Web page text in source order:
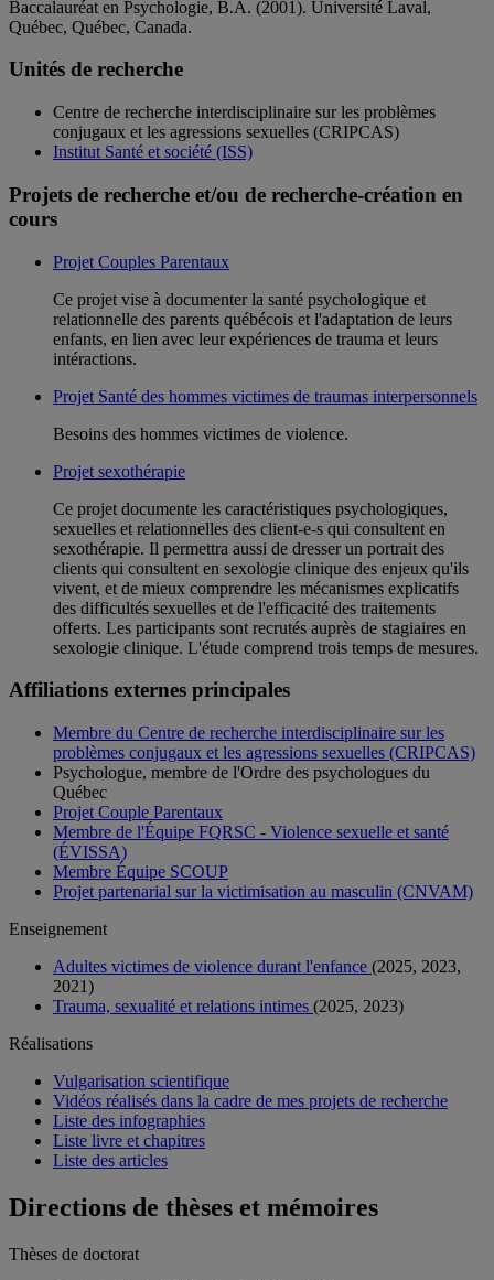
Baccalauréat en Psychologie, B.A. (2001). Université Laval,
Québec, Québec, Canada.
Unités de recherche
Centre de recherche interdisciplinaire sur les problèmes
conjugaux et les agressions sexuelles (CRIPCAS)
Institut Santé et société (ISS)
Projets de recherche et/ou de recherche-création en
cours
Projet Couples Parentaux
Ce projet vise à documenter la santé psychologique et
relationnelle des parents québécois et l'adaptation de leurs
enfants, en lien avec leur expériences de trauma et leurs
intéractions.
Projet Santé des hommes victimes de traumas interpersonnels
Besoins des hommes victimes de violence.
Projet sexothérapie
Ce projet documente les caractéristiques psychologiques,
sexuelles et relationnelles des client-e-s qui consultent en
sexothérapie. Il permettra aussi de dresser un portrait des
clients qui consultent en sexologie clinique des enjeux qu'ils
vivent, et de mieux comprendre les mécanismes explicatifs
des difficultés sexuelles et de l'efficacité des traitements
offerts. Les participants sont recrutés auprès de stagiaires en
sexologie clinique. L'étude comprend trois temps de mesures.
Affiliations externes principales
Membre du Centre de recherche interdisciplinaire sur les
problèmes conjugaux et les agressions sexuelles (CRIPCAS)
Psychologue, membre de l'Ordre des psychologues du
Québec
Projet Couple Parentaux
Membre de l'Équipe FQRSC - Violence sexuelle et santé
(ÉVISSA)
Membre Équipe SCOUP
Projet partenarial sur la victimisation au masculin (CNVAM)
Enseignement
Adultes victimes de violence durant l'enfance (2025, 2023,
2021)
Trauma, sexualité et relations intimes (2025, 2023)
Réalisations
Vulgarisation scientifique
Vidéos réalisés dans la cadre de mes projets de recherche
Liste des infographies
Liste livre et chapitres
Liste des articles
Directions de thèses et mémoires
Thèses de doctorat